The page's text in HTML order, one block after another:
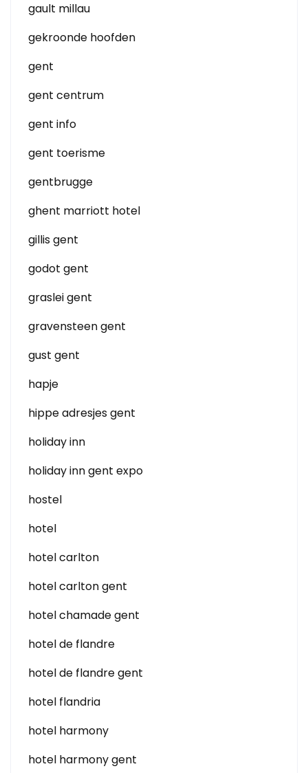
gault millau
gekroonde hoofden
gent
gent centrum
gent info
gent toerisme
gentbrugge
ghent marriott hotel
gillis gent
godot gent
graslei gent
gravensteen gent
gust gent
hapje
hippe adresjes gent
holiday inn
holiday inn gent expo
hostel
hotel
hotel carlton
hotel carlton gent
hotel chamade gent
hotel de flandre
hotel de flandre gent
hotel flandria
hotel harmony
hotel harmony gent